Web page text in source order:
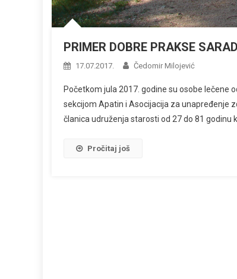
PRIMER DOBRE PRAKSE
17.07.2017. Čedomir Milojević
Početkom jula 2017. godine su osobe lečene
sekcijom Apatin i Asocijacija za unapređenje
članica udruženja starosti od 27 do 81 godinu
Pročitaj još